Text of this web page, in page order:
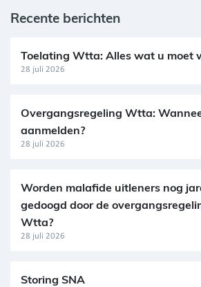
Recente berichten
Toelating Wtta: Alles wat u moet
28 juli 2026
Overgangsregeling Wtta:
aanmelden?
28 juli 2026
Worden malafide uitleners nog
gedoogd door de
Wtta?
28 juli 2026
Storing SNA